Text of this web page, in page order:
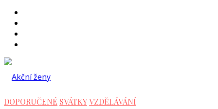
DOPORUČENÉ SVÁTKYVZDĚLÁVÁNÍ